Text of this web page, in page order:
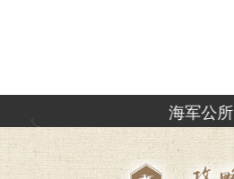
海军公所